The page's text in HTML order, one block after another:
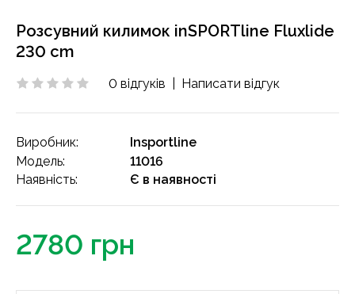
Розсувний килимок inSPORTline Fluxlide
230 cm
0 відгуків Написати відгук
Виробник:
Insportline
Модель:
11016
Наявність:
Є в наявності
2780 грн